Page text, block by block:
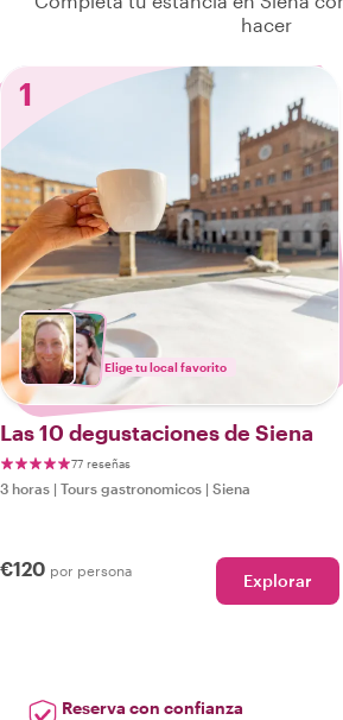
hacer
1
Elige tu local favorito
Las 10 degustaciones de Siena
77 reseñas
3 horas | Tours gastronomicos | Siena
€120 por persona Explorar
Reserva con confianza